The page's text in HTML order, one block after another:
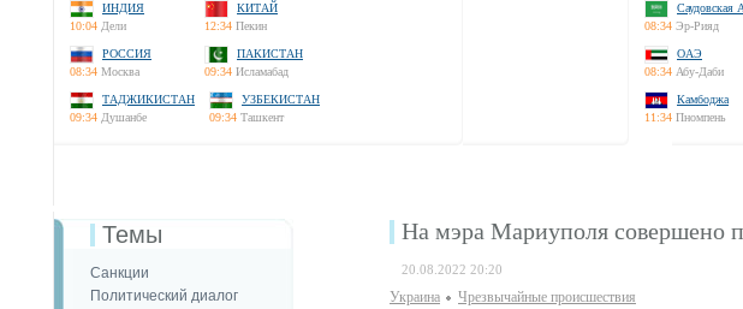
ИНДИЯ
10:04 Дели
КИТАЙ
12:34 Пекин
РОССИЯ
08:34 Москва
ПАКИСТАН
09:34 Исламабад
ТАДЖИКИСТАН
09:34 Душанбе
УЗБЕКИСТАН
09:34 Ташкент
Саудовская
08:34 Эр-Рияд
ОАЭ
08:34 Абу-Даби
Камбоджа
11:34 Пномпень
Темы
Санкции
Политический диалог
На мэра Мариуполя совершено
20.08.2022 20:20
Украина Чрезвычайные происшествия